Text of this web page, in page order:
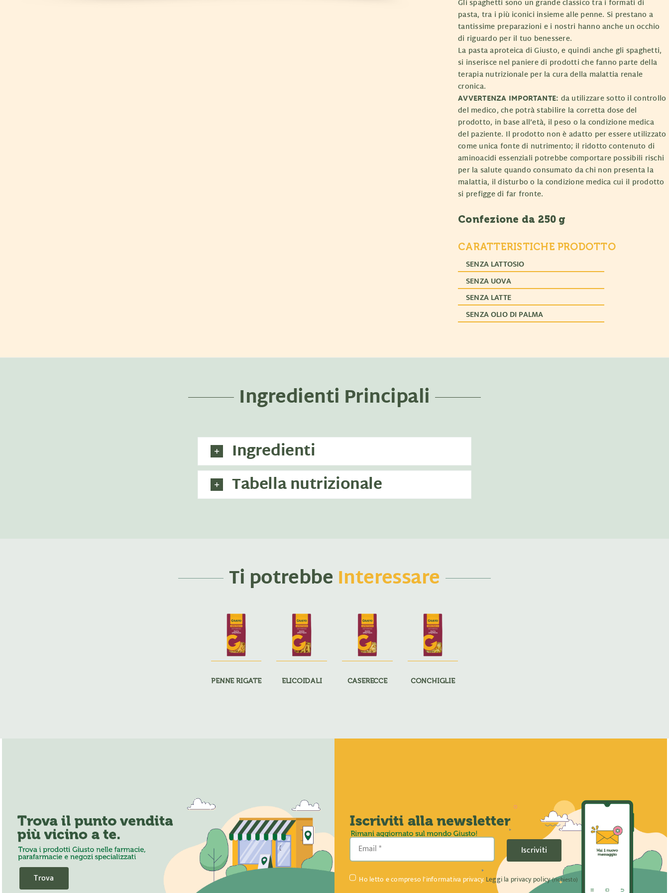
Gli spaghetti sono un grande classico tra i formati di
pasta, tra i più iconici insieme alle penne. Si prestano a
tantissime preparazioni e i nostri hanno anche un occhio
di riguardo per il tuo benessere.
La pasta aproteica di Giusto, e quindi anche gli spaghetti,
si inserisce nel paniere di prodotti che fanno parte della
terapia nutrizionale per la cura della malattia renale
cronica.
AVVERTENZA IMPORTANTE: da utilizzare sotto il controllo
del medico, che potrà stabilire la corretta dose del
prodotto, in base all’età, il peso o la condizione medica
del paziente. Il prodotto non è adatto per essere utilizzato
come unica fonte di nutrimento; il ridotto contenuto di
aminoacidi essenziali potrebbe comportare possibili rischi
per la salute quando consumato da chi non presenta la
malattia, il disturbo o la condizione medica cui il prodotto
si prefigge di far fronte.
Confezione da 250 g
CARATTERISTICHE PRODOTTO
SENZA LATTOSIO
SENZA UOVA
SENZA LATTE
SENZA OLIO DI PALMA
Ingredienti Principali
Ingredienti
Tabella nutrizionale
Ti potrebbe Interessare
PENNE RIGATE ELICOIDALI CASERECCE CONCHIGLIE
Trova
Iscriviti
Ho letto e compreso l'informativa privacy.Leggi la privacy policy(richiesto)